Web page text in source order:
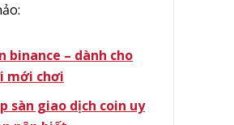
binance – dành cho
mới chơi
sàn giao dịch coin uy